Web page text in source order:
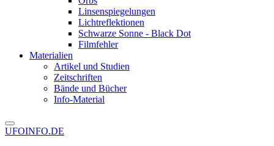
Linsenspiegelungen
Lichtreflektionen
Schwarze Sonne - Black Dot
Filmfehler
Materialien
Artikel und Studien
Zeitschriften
Bände und Bücher
Info-Material
UFOINFO.DE